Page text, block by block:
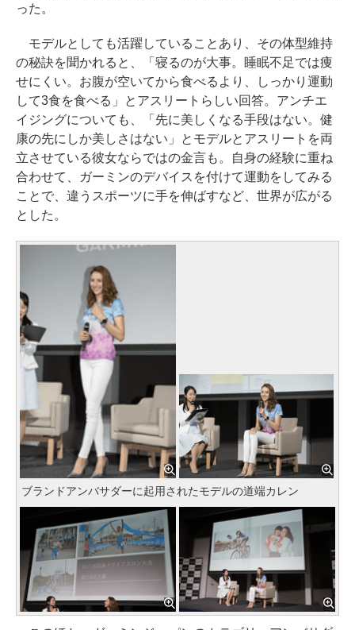
った。
モデルとしても活躍していることあり、その体型維持
の秘訣を聞かれると、「寝るのが大事。睡眠不足では痩
せにくい。お腹が空いてから食べるより、しっかり運動
して3食を食べる」とアスリートらしい回答。アンチエ
イジングについても、「先に美しくなる手段はない。健
康の先にしか美しさはない」とモデルとアスリートを両
立させている彼女ならではの金言も。自身の経験に重ね
合わせて、ガーミンのデバイスを付けて運動をしてみる
ことで、違うスポーツに手を伸ばすなど、世界が広がる
とした。
ブランドアンバサダーに起用されたモデルの道端カレン